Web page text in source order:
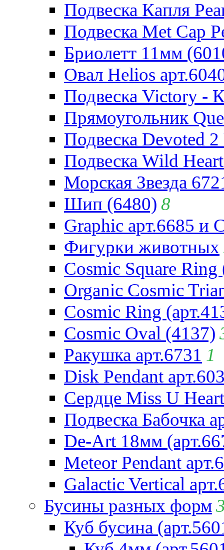
Подвеска Капля
Подвеска Met Cap
Бриолетт 11мм
Овал Helios
Подвеска Victory -
Прямоугольник
Подвеска Devoted
Подвеска Wild
Морская Звезда
Шип (6480) 8
Graphic арт.6685 и
Фигурки животных
Cosmic Square Ring
Organic Cosmic
Cosmic Ring
Cosmic Oval (4137)
Ракушка арт.6731 1
Disk Pendant
Сердце Miss U
Подвеска Бабочка
De-Art 18мм
Meteor Pendant
Galactic Vertical
Бусины разных форм
Куб бусина